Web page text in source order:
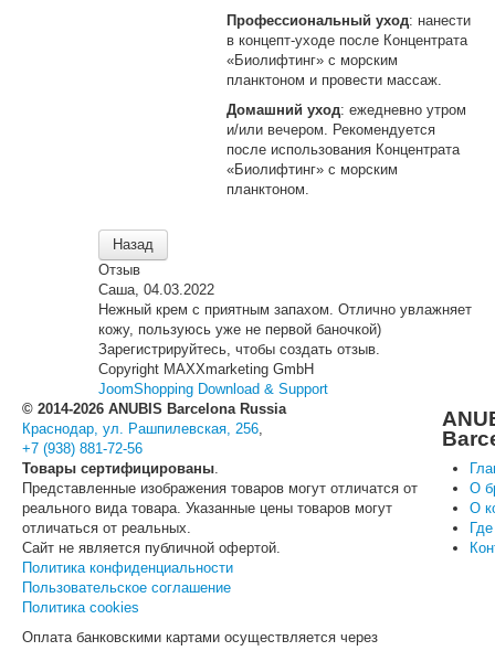
Профессиональный уход: нанести
в концепт-уходе после Концентрата
«Биолифтинг» с морским
планктоном и провести массаж.
Домашний уход: ежедневно утром
и/или вечером. Рекомендуется
после использования Концентрата
«Биолифтинг» с морским
планктоном.
Отзыв
Саша ,04.03.2022
Нежный крем с приятным запахом. Отлично увлажняет
кожу, пользуюсь уже не первой баночкой)
Зарегистрируйтесь, чтобы создать отзыв.
Copyright MAXXmarketing GmbH
JoomShopping Download & Support
© 2014-2026 ANUBIS Barcelona Russia
Краснодар, ул. Рашпилевская, 256
+7 (938) 881-72-56
Товары сертифицированы
Представленные изображения товаров могут отличатся от
реального вида товара. Указанные цены товаров могут
отличаться от реальных.
Сайт не является публичной офертой.
Политика конфиденциальности
Пользовательское соглашение
Политика cookies
Оплата банковскими картами осуществляется через
О
О